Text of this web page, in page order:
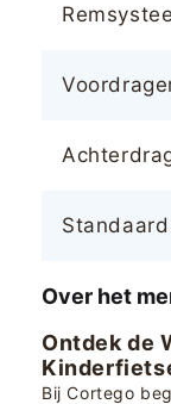
Standaard
Over het
Ontdek de
Bij Cortego